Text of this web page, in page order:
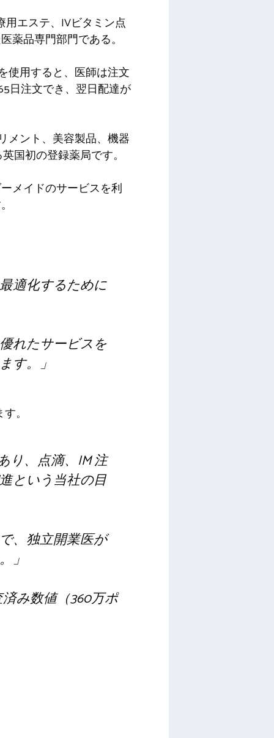
用エステ、IVビタミン点
薬品専門部門である。
使用すると、医師は注文
日注文でき、翌日配達が
メント、美容製品、機器
国初の登録薬局です。
メイドのサービスを利
適化するために
れたサービスを
す。」
。
り、点滴、IM 注
という当社の目
、独立開業医が
」
み数値（360万ポ